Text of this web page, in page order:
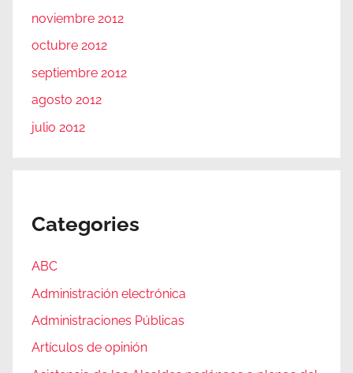
noviembre 2012
octubre 2012
septiembre 2012
agosto 2012
julio 2012
Categories
ABC
Administración electrónica
Administraciones Públicas
Artículos de opinión